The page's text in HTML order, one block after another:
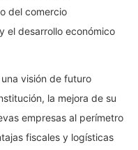
del comercio
el desarrollo económico
visión de futuro
la mejora de su
empresas al perímetro
fiscales y logísticas